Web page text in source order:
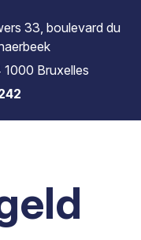
33, boulevard du
1000 Bruxelles